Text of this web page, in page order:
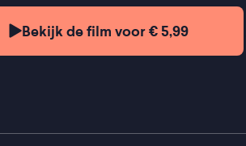
Bekijk de film voor € 5,99